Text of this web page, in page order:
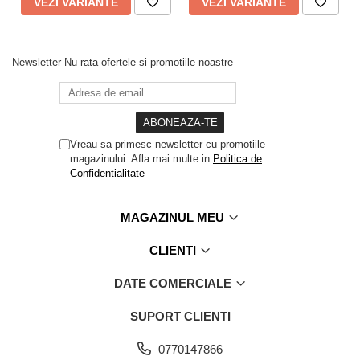
Newsletter Nu rata ofertele si promotiile noastre
Vreau sa primesc newsletter cu promotiile
magazinului. Afla mai multe in Politica de
Confidentialitate
MAGAZINUL MEU
CLIENTI
DATE COMERCIALE
SUPORT CLIENTI
0770147866